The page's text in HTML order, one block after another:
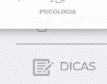
DICAS